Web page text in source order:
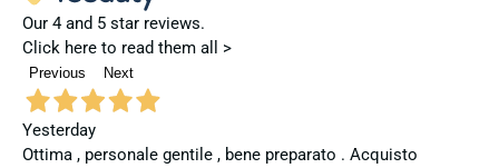
Our 4 and 5 star reviews.
Click here to read them all >
Previous Next
Yesterday
Ottima , personale gentile , bene preparato . Acquisto